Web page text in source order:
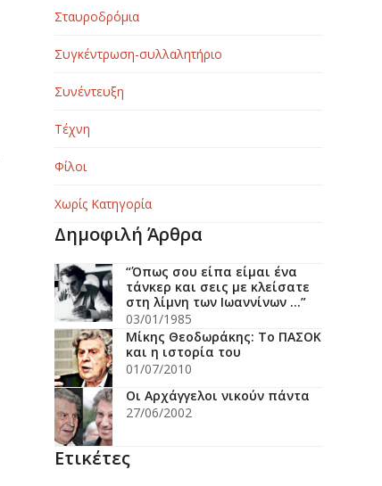
Σταυροδρόμια
Συγκέντρωση-συλλαλητήριο
Συνέντευξη
Τέχνη
Φίλοι
Χωρίς Κατηγορία
Δημοφιλή Άρθρα
“Όπως σου είπα είμαι ένα
τάνκερ και σεις με κλείσατε
στη λίμνη των Ιωαννίνων …”
03/01/1985
Μίκης Θεοδωράκης: Το ΠΑΣΟΚ
και η ιστορία του
01/07/2010
Οι Αρχάγγελοι νικούν πάντα
27/06/2002
Ετικέτες